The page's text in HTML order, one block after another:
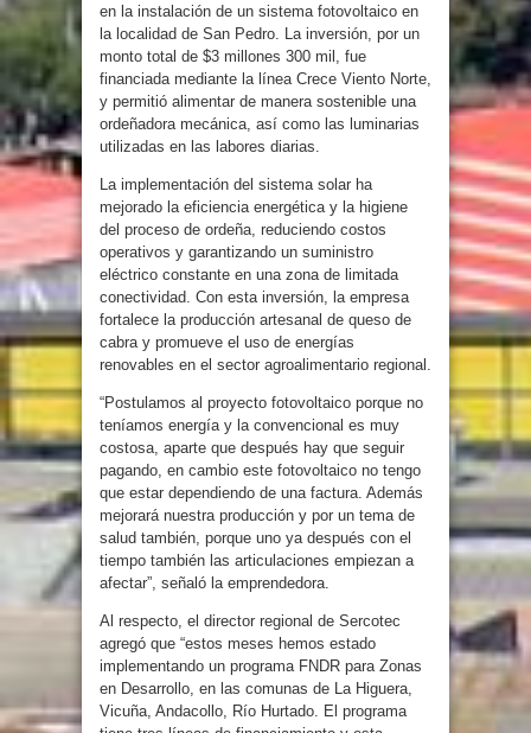
en la instalación de un sistema fotovoltaico en
la localidad de San Pedro. La inversión, por un
monto total de $3 millones 300 mil, fue
financiada mediante la línea Crece Viento Norte,
y permitió alimentar de manera sostenible una
ordeñadora mecánica, así como las luminarias
utilizadas en las labores diarias.
La implementación del sistema solar ha
mejorado la eficiencia energética y la higiene
del proceso de ordeña, reduciendo costos
operativos y garantizando un suministro
eléctrico constante en una zona de limitada
conectividad. Con esta inversión, la empresa
fortalece la producción artesanal de queso de
cabra y promueve el uso de energías
renovables en el sector agroalimentario regional.
“Postulamos al proyecto fotovoltaico porque no
teníamos energía y la convencional es muy
costosa, aparte que después hay que seguir
pagando, en cambio este fotovoltaico no tengo
que estar dependiendo de una factura. Además
mejorará nuestra producción y por un tema de
salud también, porque uno ya después con el
tiempo también las articulaciones empiezan a
afectar”, señaló la emprendedora.
Al respecto, el director regional de Sercotec
agregó que “estos meses hemos estado
implementando un programa FNDR para Zonas
en Desarrollo, en las comunas de La Higuera,
Vicuña, Andacollo, Río Hurtado. El programa